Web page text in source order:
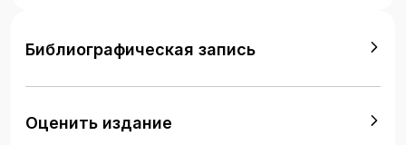
профессионального образования. Учебник
специальностей, осваивающих теоретический
курс дисциплины «Физическая культура и
спорт».
Библиографическая запись
Оценить издание